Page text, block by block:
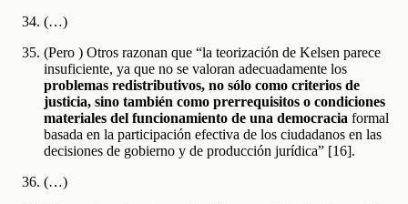
(…)
(Pero ) Otros razonan que “la teorización de Kelsen parece
insuficiente, ya que no se valoran adecuadamente los
problemas redistributivos, no sólo como criterios de
justicia, sino también como prerrequisitos o condiciones
materiales del funcionamiento de una democracia formal
basada en la participación efectiva de los ciudadanos en las
decisiones de gobierno y de producción jurídica” [16].
(…)